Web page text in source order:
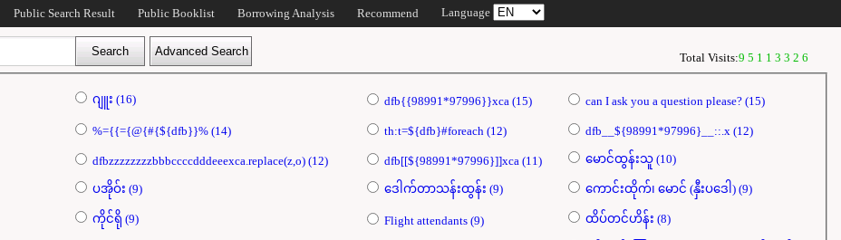
Public Search Result Public Booklist Borrowing Analysis Recommend Language
Total Visits:95113326
ဂျူး (16) dfb{{98991*97996}}xca (15) can I ask you a question please? (15)
%={{={@{#{${dfb}}% (14) th:t=${dfb}#foreach (12) dfb__${98991*97996}__::.x (12)
dfbzzzzzzzzbbbccccdddeeexca.replace(z,o) (12) dfb[[${98991*97996}]]xca (11) မောင်ထွန်းသူ (10)
ပအိုဝ်း (9) ဒေါက်တာသန်းထွန်း (9) ကောင်းထိုက်၊ မောင် (နှီးပဒေါ) (9)
ကိုင်ရို (9) Flight attendants (9) ထိပ်တင်ဟိန်း (8)